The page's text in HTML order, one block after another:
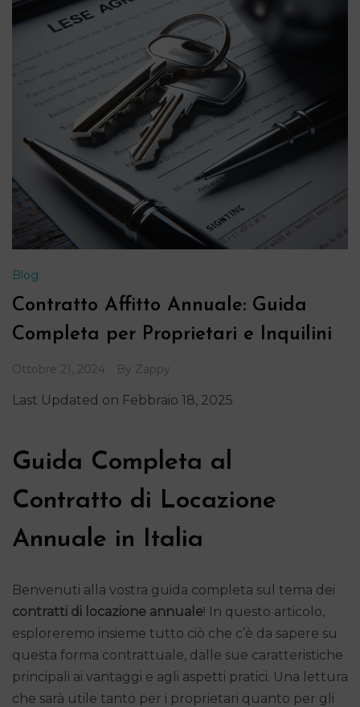
Blog
Contratto Affitto Annuale: Guida
Completa per Proprietari e Inquilini
Ottobre 21, 2024 By Zappy
Last Updated on Febbraio 18, 2025
Guida Completa al
Contratto di Locazione
Annuale in Italia
Benvenuti alla vostra guida completa sul tema dei
contratti di locazione annuale! In questo articolo,
esploreremo insieme tutto ciò che c’è da sapere su
questa forma contrattuale, dalle sue caratteristiche
principali ai vantaggi e agli aspetti pratici. Una lettura
che sarà utile tanto per i proprietari quanto per gli